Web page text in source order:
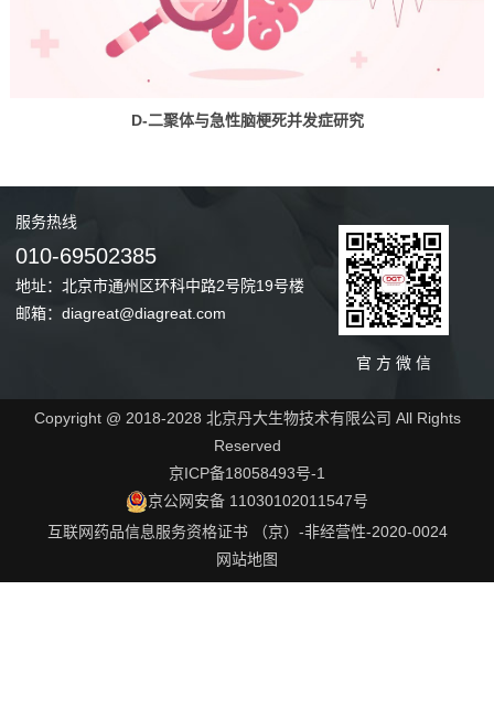
D-二聚体与急性脑梗死并发症研究
服务热线
010-69502385
地址：北京市通州区环科中路2号院19号楼
邮箱：diagreat@diagreat.com
官 方 微 信
Copyright @ 2018-2028 北京丹大生物技术有限公司 All Rights
Reserved
京ICP备18058493号-1
京公网安备 11030102011547号
互联网药品信息服务资格证书 （京）-非经营性-2020-0024
网站地图